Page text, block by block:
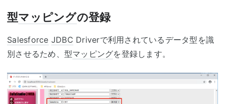
型マッピングの登録
Salesforce JDBC Driverで利用されているデータ型を識
別させるため、型マッピングを登録します。